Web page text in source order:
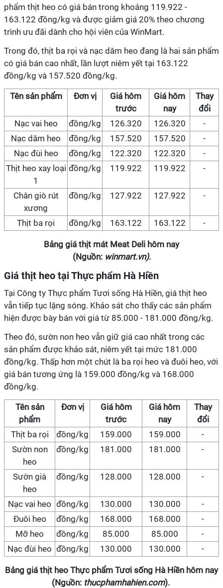
phẩm thịt heo có giá bán trong khoảng 119.922 -
163.122 đồng/kg và được giảm giá 20% theo chương
trình ưu đãi dành cho hội viên của WinMart.
Trong đó, thịt ba rọi và nạc dăm heo đang là hai sản phẩm
có giá bán cao nhất, lần lượt niêm yết tại 163.122
đồng/kg và 157.520 đồng/kg.
Tên sản phẩm Đơn vị
Giá hôm
trước
Giá hôm
nay
Thay
đổi
Nạc vai heo
đồng/kg 126.320 126.320
-
Nạc dăm heo
đồng/kg 157.520 157.520
-
Nạc đùi heo
đồng/kg 122.320 122.320
-
Thịt heo xay loại
1
đồng/kg 119.922 119.922 -
Chân giò rút
xương
đồng/kg 127.922 127.922 -
Thịt ba rọi đồng/kg 163.122 163.122 -
Bảng giá thịt mát Meat Deli hôm nay
(Nguồn: winmart.vn).
Giá thịt heo tại Thực phẩm Hà Hiền
Tại Công ty Thực phẩm Tươi sống Hà Hiền, giá thịt heo
vẫn tiếp tục lặng sóng. Khảo sát cho thấy các sản phẩm
hiện được bày bán với giá từ 85.000 - 181.000 đồng/kg.
Theo đó, sườn non heo vẫn giữ giá cao nhất trong các
sản phẩm được khảo sát, niêm yết tại mức 181.000
đồng/kg. Thấp hơn một chút là ba rọi heo và đuôi heo, với
giá bán tương ứng là 159.000 đồng/kg và 168.000
đồng/kg.
Tên sản
phẩm
Đơn vị
Giá hôm
trước
Giá hôm
nay
Thay
đổi
Thịt ba rọi
đồng/kg 159.000 159.000
-
Sườn non
heo
đồng/kg 181.000 181.000 -
Sườn già
heo
đồng/kg 128.000 128.000 -
Nạc vai heo đồng/kg 130.000 130.000
-
Đuôi heo
đồng/kg 168.000 168.000
-
Mỡ heo
đồng/kg 85.000 85.000
-
Nạc đùi heo đồng/kg 130.000 130.000 -
Bảng giá thịt heo Thực phẩm Tươi sống Hà Hiền hôm nay
(Nguồn:thucphamhahien.com).